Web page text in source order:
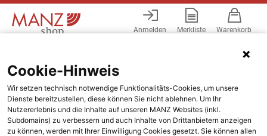
Anmelden Merkliste Warenkorb
Cookie-Hinweis
Wir setzen technisch notwendige Funktionalitäts-Cookies, um unsere
Dienste bereitzustellen, diese können Sie nicht ablehnen. Um Ihr
Nutzererlebnis und die Inhalte auf unseren MANZ Websites (inkl.
Subdomains) zu verbessern und auch Inhalte von Drittanbietern anzeigen
zu können, werden mit Ihrer Einwilligung Cookies gesetzt. Sie können allen